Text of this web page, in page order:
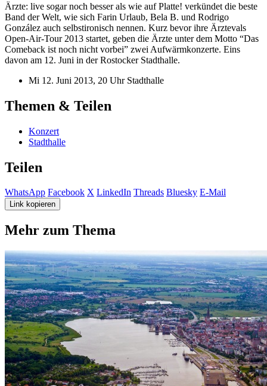
Ärzte: live sogar noch besser als wie auf Platte! verkündet die beste
Band der Welt, wie sich Farin Urlaub, Bela B. und Rodrigo
González auch selbstironisch nennen. Kurz bevor ihre Ärztevals
Open-Air-Tour 2013 startet, geben die Ärzte unter dem Motto “Das
Comeback ist noch nicht vorbei” zwei Aufwärmkonzerte. Eins
davon am 12. Juni in der Rostocker Stadthalle.
Mi 12. Juni 2013, 20 Uhr Stadthalle
Themen & Teilen
Konzert
Stadthalle
Teilen
WhatsApp Facebook X LinkedIn Threads Bluesky E-Mail
Link kopieren
Mehr zum Thema